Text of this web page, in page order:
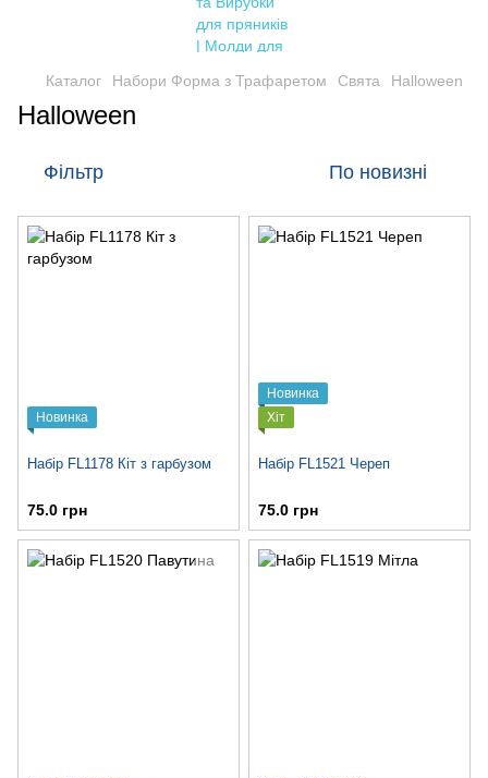
Каталог Набори Форма з Трафаретом Свята Halloween
Halloween
Фільтр По новизні
Новинка
Набір FL1178 Кіт з гарбузом
75.0 грн
Новинка
Хіт
Набір FL1521 Череп
75.0 грн